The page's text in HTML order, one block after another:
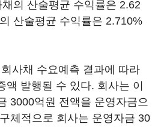
의 산술평균 수익률은 2.62
산술평균 수익률은 2.710%
사채 수요예측 결과에 따라
액 발행될 수 있다. 회사는 이
3000억원 전액을 운영자금으
체적으로 회사는 운영자금 30